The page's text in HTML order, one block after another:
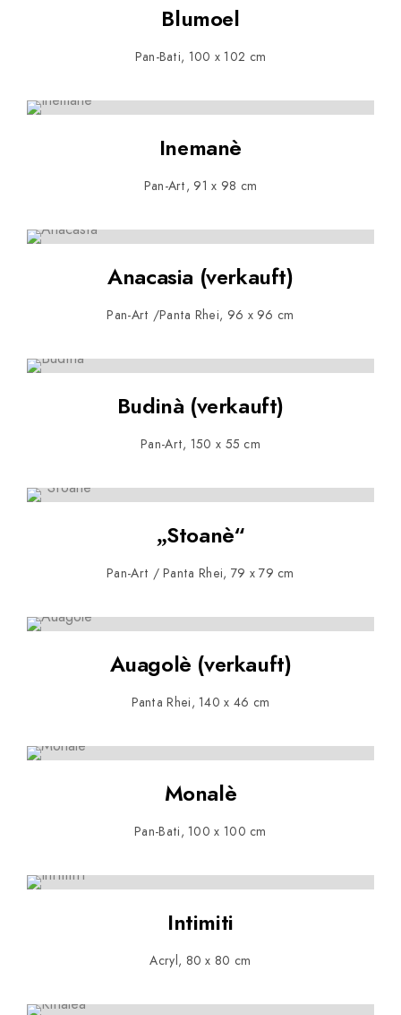
Blumoel
Pan-Bati, 100 x 102 cm
Inemanè
Pan-Art, 91 x 98 cm
Anacasia (verkauft)
Pan-Art /Panta Rhei, 96 x 96 cm
Budinà (verkauft)
Pan-Art, 150 x 55 cm
„Stoanè“
Pan-Art / Panta Rhei, 79 x 79 cm
Auagolè (verkauft)
Panta Rhei, 140 x 46 cm
Monalè
Pan-Bati, 100 x 100 cm
Intimiti
Acryl, 80 x 80 cm